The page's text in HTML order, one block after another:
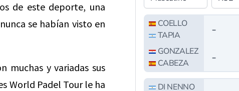
de este deporte, una
se habían visto en
muchas y variadas sus
World Padel Tour le ha